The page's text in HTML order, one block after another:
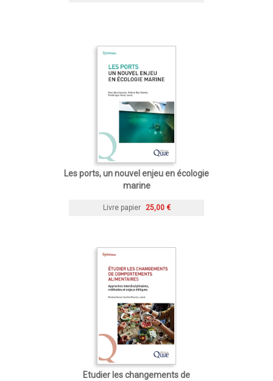
Les ports, un nouvel enjeu en écologie
marine
Livre papier 25,00 €
Etudier les changements de